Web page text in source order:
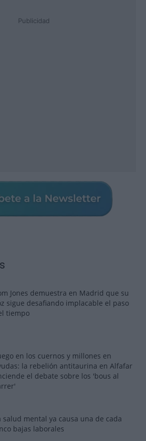
Publicidad
Jones demuestra en Madrid que su
sigue desafiando implacable el paso
tiempo
en los cuernos y millones en
la rebelión antitaurina en Alfafar
el debate sobre los 'bous al
salud mental ya causa una de cada
bajas laborales